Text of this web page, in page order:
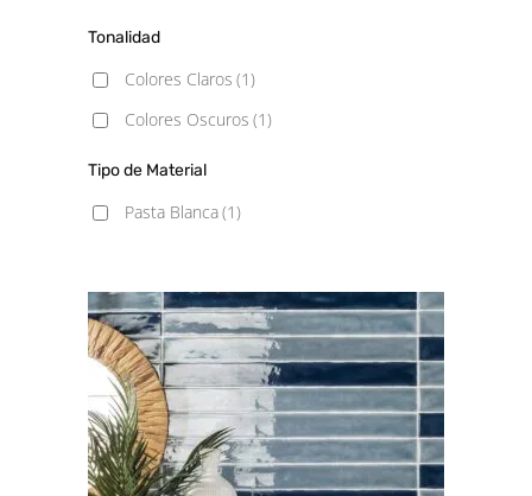
Tonalidad
Colores Claros (1)
Colores Oscuros (1)
Tipo de Material
Pasta Blanca(1)